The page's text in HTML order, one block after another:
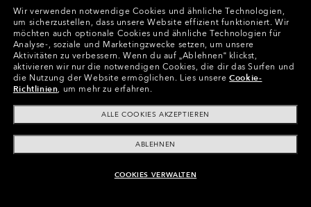
ZUM WARENKORB HINZUFÜGEN
Farben (3) GestellSatin Black
Größe: M (129mm)
Passform Normale - Universelle Passform
Größenanleitung ansehen
Wir verwenden notwendige Cookies und ähnliche Technologien,
um sicherzustellen, dass unsere Website effizient funktioniert. Wir
möchten auch optionale Cookies und ähnliche Technologien für
Analyse-, soziale und Marketingzwecke setzen, um unsere
Aktivitäten zu verbessern. Wenn du auf „Ablehnen“ klickst,
aktivieren wir nur die notwendigen Cookies, die dir das Surfen und
die Nutzung der Website ermöglichen. Lies unsereCookie-
Richtlinien, um mehr zu erfahren.
ALLE COOKIES AKZEPTIEREN
ABLEHNEN
COOKIES VERWALTEN
Datenschutzbestimmungen ).
MELDEN SIE